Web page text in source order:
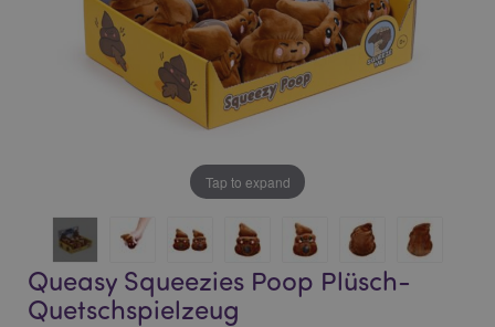
Tap to expand
Queasy Squeezies Poop Plüsch-
Quetschspielzeug